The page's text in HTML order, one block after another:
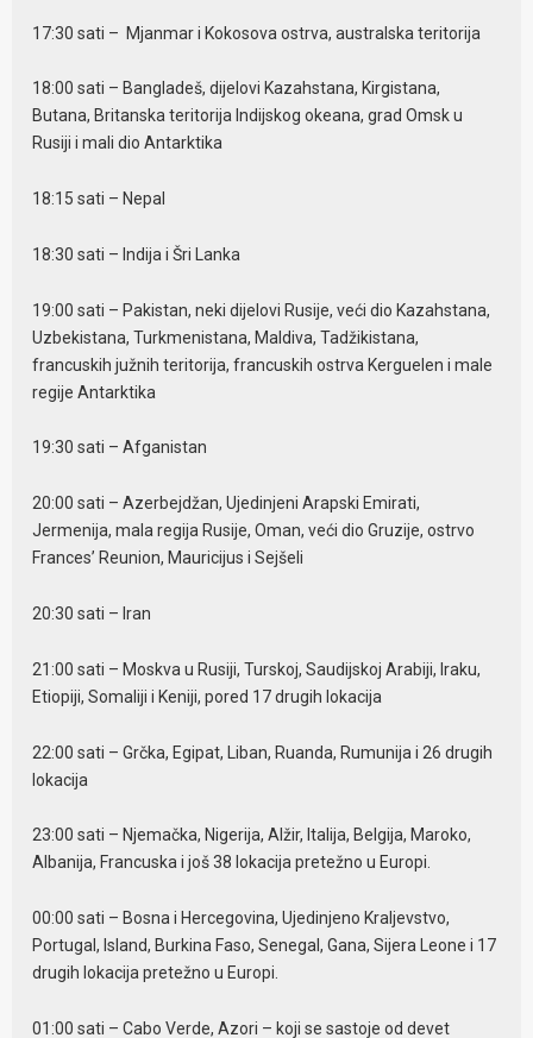
17:30 sati – Mjanmar i Kokosova ostrva, australska teritorija
18:00 sati – Bangladeš, dijelovi Kazahstana, Kirgistana,
Butana, Britanska teritorija Indijskog okeana, grad Omsk u
Rusiji i mali dio Antarktika
18:15 sati – Nepal
18:30 sati – Indija i Šri Lanka
19:00 sati – Pakistan, neki dijelovi Rusije, veći dio Kazahstana,
Uzbekistana, Turkmenistana, Maldiva, Tadžikistana,
francuskih južnih teritorija, francuskih ostrva Kerguelen i male
regije Antarktika
19:30 sati – Afganistan
20:00 sati – Azerbejdžan, Ujedinjeni Arapski Emirati,
Jermenija, mala regija Rusije, Oman, veći dio Gruzije, ostrvo
Frances’ Reunion, Mauricijus i Sejšeli
20:30 sati – Iran
21:00 sati – Moskva u Rusiji, Turskoj, Saudijskoj Arabiji, Iraku,
Etiopiji, Somaliji i Keniji, pored 17 drugih lokacija
22:00 sati – Grčka, Egipat, Liban, Ruanda, Rumunija i 26 drugih
lokacija
23:00 sati – Njemačka, Nigerija, Alžir, Italija, Belgija, Maroko,
Albanija, Francuska i još 38 lokacija pretežno u Europi.
00:00 sati – Bosna i Hercegovina, Ujedinjeno Kraljevstvo,
Portugal, Island, Burkina Faso, Senegal, Gana, Sijera Leone i 17
drugih lokacija pretežno u Europi.
01:00 sati – Cabo Verde, Azori – koji se sastoje od devet